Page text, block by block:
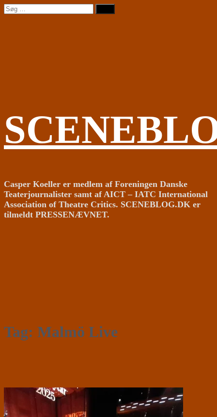
Videre
til
Søg
efter:
Casper Koeller er medlem af Foreningen Danske
Teaterjournalister samt af AICT – IATC International
Association of Theatre Critics. SCENEBLOG.DK er
tilmeldt PRESSENÆVNET.
Tag: Malmö Live